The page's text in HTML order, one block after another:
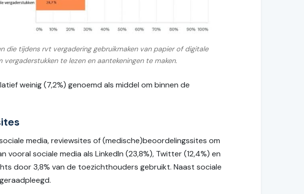
die tijdens rvt vergadering gebruikmaken van papier of digitale
vergaderstukken te lezen en aantekeningen te maken.
weinig (7,2%) genoemd als middel om binnen de
media, reviewsites of (medische)beoordelingssites om
sociale media als LinkedIn (23,8%), Twitter (12,4%) en
door 3,8% van de toezichthouders gebruikt. Naast sociale